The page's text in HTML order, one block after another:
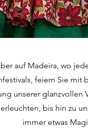
auf Madeira, wo
feiern Sie mit
unserer glanzvollen
bis hin zu
immer etwas